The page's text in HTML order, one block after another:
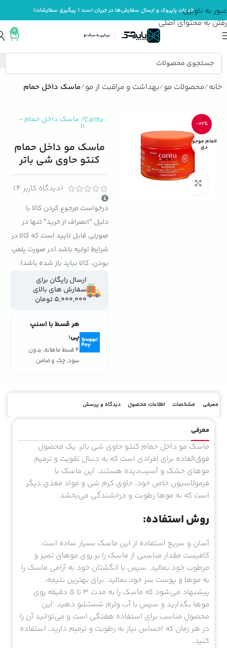
عبور به ناوبری
رفتن به محتوای اصلی
خدمات پاپروک و ارسال سفارش‌ها در جریان است ( پیگیری سفارشات)
0
خانه محصولات مو بهداشت و مراقبت از مو ماسک داخل حمام
-22%
اتمام موجو
دی
بزرگنمایی تصویر
Cantu
/ ماسک داخل حمام-
n
ماسک مو داخل حمام
کنتو حاوی شی باتر
(دیدگاه کاربر 4
)
درخواست مرجوع کردن کالا با
دلیل "انصراف از خرید" تنها در
صورتی قابل تایید است که کالا در
شرایط اولیه باشد (در صورت پلمپ
بودن، کالا نباید باز شده باشد).
ارسال رایگان برای
سفارش های بالای
5,000,000 تومان
هر قسط با اسنپ
پی:
4 قسط ماهانه. بدون
سود، چک و ضامن.
معرفی مشخصات اطلاعات محصول دیدگاه و پرسش
معرفی
ماسک مو داخل حمام کنتو حاوی شی باتر، یک محصول
فوق‌العاده برای افرادی است که به دنبال تقویت و ترمیم
موهای خشک و آسیب‌دیده هستند. این ماسک با
فرمولاسیون خاص خود، حاوی کرم شی و مواد مغذی دیگر
است که به موها رطوبت و درخشندگی می‌بخشد.
روش استفاده:
آسان و سریع استفاده از این ماسک بسیار ساده است.
کافیست مقدار مناسبی از ماسک را بر روی موهای تمیز و
مرطوب خود بمالید. سپس با انگشتان خود به آرامی ماسک را
به موها و پوست سر خود بمالید. برای بهترین نتیجه،
پیشنهاد می‌شود که ماسک را به مدت ۳ تا ۵ دقیقه روی
موها بگذارید و سپس با آب ولرم شستشو دهید. این
محصول مناسب برای استفاده هفتگی است و می‌توانید آن را
در هر زمان که احساس نیاز به رطوبت و ترمیم دارید، استفاده
کنید.